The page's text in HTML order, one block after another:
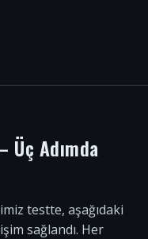
Üç Adımda
testte, aşağıdaki
sağlandı. Her